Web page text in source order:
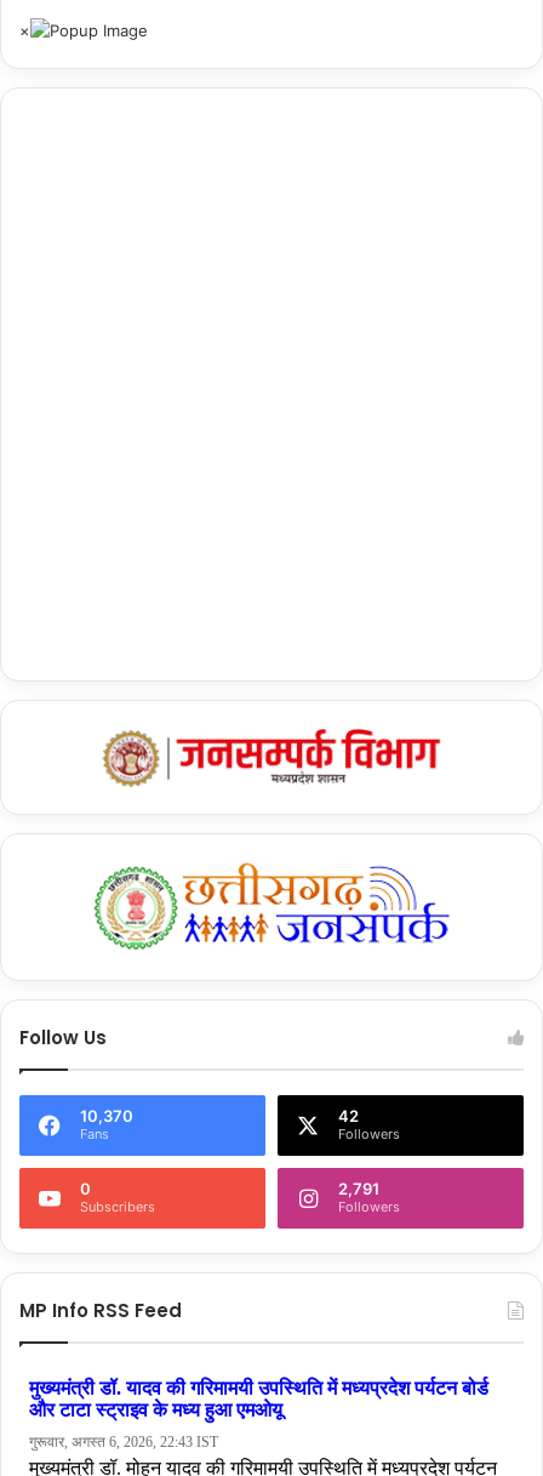
Follow Us
10,370
Fans
42
Followers
0
Subscribers
2,791
Followers
MP Info RSS Feed